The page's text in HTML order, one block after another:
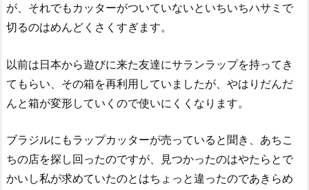
が、それでもカッターがついていないといちいちハサミで
切るのはめんどくさくすぎます。
以前は日本から遊びに来た友達にサランラップを持ってき
てもらい、その箱を再利用していましたが、やはりだんだ
んと箱が変形していくので使いにくくなります。
ブラジルにもラップカッターが売っていると聞き、あちこ
ちの店を探し回ったのですが、見つかったのはやたらとで
かいし私が求めていたのとはちょっと違ったのであきらめ